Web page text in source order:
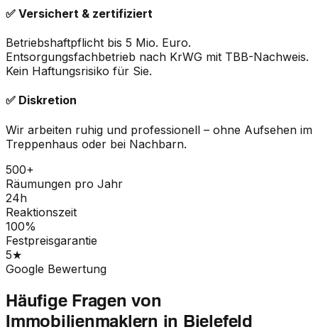
✅ Versichert & zertifiziert
Betriebshaftpflicht bis 5 Mio. Euro.
Entsorgungsfachbetrieb nach KrWG mit TBB-Nachweis.
Kein Haftungsrisiko für Sie.
✅ Diskretion
Wir arbeiten ruhig und professionell – ohne Aufsehen im
Treppenhaus oder bei Nachbarn.
500+
Räumungen pro Jahr
24h
Reaktionszeit
100%
Festpreisgarantie
5★
Google Bewertung
Häufige Fragen von
Immobilienmaklern in Bielefeld